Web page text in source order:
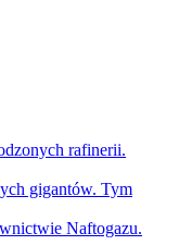
rafinerii.
gigantów. Tym
Naftogazu.